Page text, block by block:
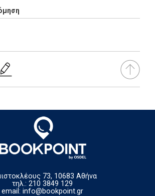
73, 10683 Αθήνα
τηλ.: 210 3849 129
email:info@bookpoint.gr